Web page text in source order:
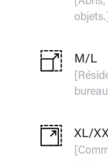
objets.]
M/L
XL/